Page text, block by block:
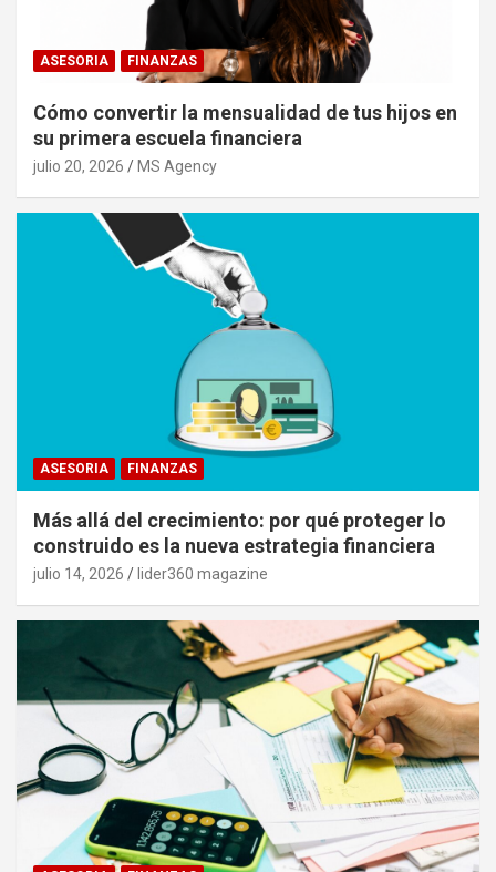
ASESORIA FINANZAS
Cómo convertir la mensualidad de tus hijos en
su primera escuela financiera
julio 20, 2026 MS Agency
ASESORIA FINANZAS
Más allá del crecimiento: por qué proteger lo
construido es la nueva estrategia financiera
julio 14, 2026 lider360 magazine